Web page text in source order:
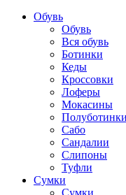
Обувь
Обувь
Вся обувь
Ботинки
Кеды
Кроссовки
Лоферы
Мокасины
Полуботинки
Сабо
Сандалии
Слипоны
Туфли
Сумки